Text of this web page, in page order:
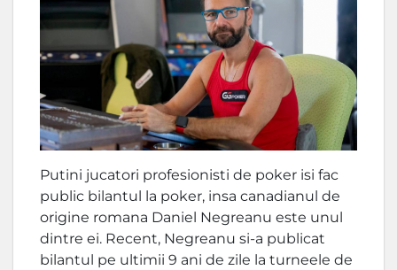
Putini jucatori profesionisti de poker isi fac
public bilantul la poker, insa canadianul de
origine romana Daniel Negreanu este unul
dintre ei. Recent, Negreanu si-a publicat
bilantul pe ultimii 9 ani de zile la turneele de